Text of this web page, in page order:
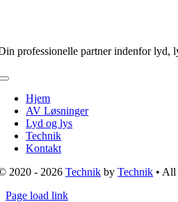
professionelle partner indenfor lyd,
Toggle
Navigation
Hjem
AV Løsninger
Lyd og lys
Technik
Kontakt
2020 - 2026Technik byTechnik • All
Page load link